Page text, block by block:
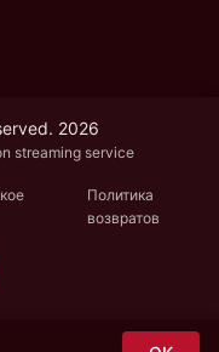
2026
streaming service
Политика
возвратов